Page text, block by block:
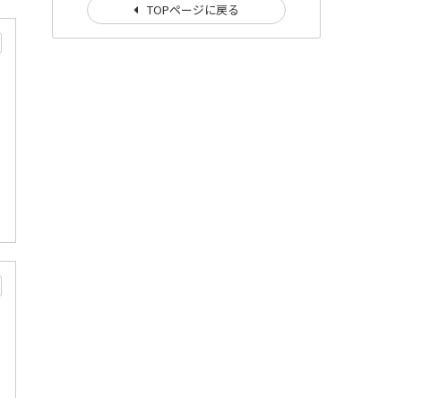
TOPページに戻る